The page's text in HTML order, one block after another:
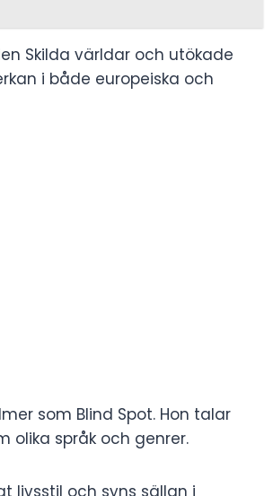
Skilda världar och utökade
i både europeiska och
som Blind Spot. Hon talar
olika språk och genrer.
livsstil och syns sällan i